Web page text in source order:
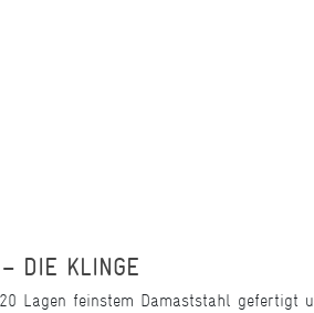
DIE KLINGE
Lagen feinstem Damaststahl